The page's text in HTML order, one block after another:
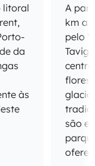
litoral
da
às
A
km
pelo
são